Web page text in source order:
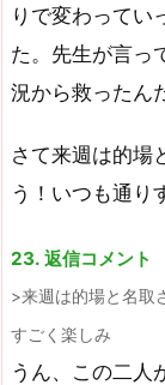
りで変わってい
た。先生が言っ
況から救ったん
さて来週は的場
う！いつも通り
23. 返信コメント
来週は的場と名取
すごく楽しみ
うん、この二人